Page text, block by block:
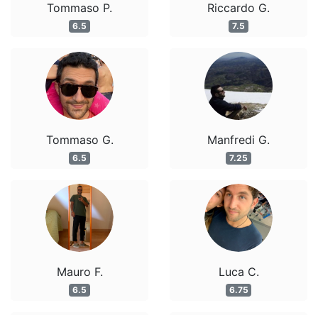
Tommaso P.
6.5
Tommaso G.
6.5
Mauro F.
6.5
Riccardo G.
7.5
Manfredi G.
7.25
Luca C.
6.75